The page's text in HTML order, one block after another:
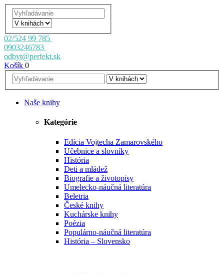
02/524 99 785
0903246783
odbyt@perfekt.sk
Košík 0
Naše knihy
Kategórie
Edícia Vojtecha Zamarovského
Učebnice a slovníky
História
Deti a mládež
Biografie a životopisy
Umelecko-náučná literatúra
Beletria
České knihy
Kuchárske knihy
Poézia
Populárno-náučná literatúra
História – Slovensko